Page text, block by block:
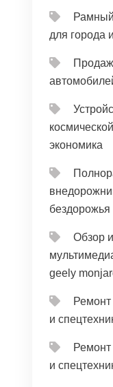
для города
экономика
бездорожья
Обзор
geely
и
и